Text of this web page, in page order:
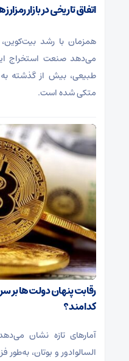
اتفاق تاریخی در بازار
همزمان با رشد
می‌دهد صنعت استخراج این
طبیعی، بیش از گذشته به
متکی شده است.
کدامند؟
آمارهای تازه نشان
السالوادور و بوتان،